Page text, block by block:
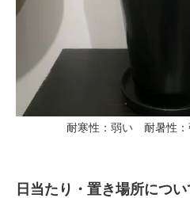
耐寒性：弱い 耐暑性
日当たり・置き場所につい